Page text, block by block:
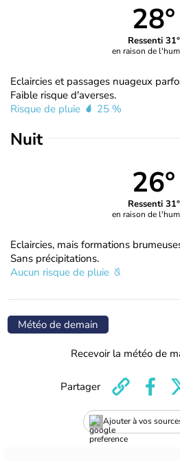
28°
Ressenti 31°
en raison de
Eclaircies et passages nuageux
Faible risque d'averses.
Risque de pluie
25 %
Nuit
26°
Ressenti 31°
en raison de
Eclaircies, mais formations
Sans précipitations.
Aucun risque de pluie
Météo de demain
Recevoir la météo de
Ajouter à vos
Partager